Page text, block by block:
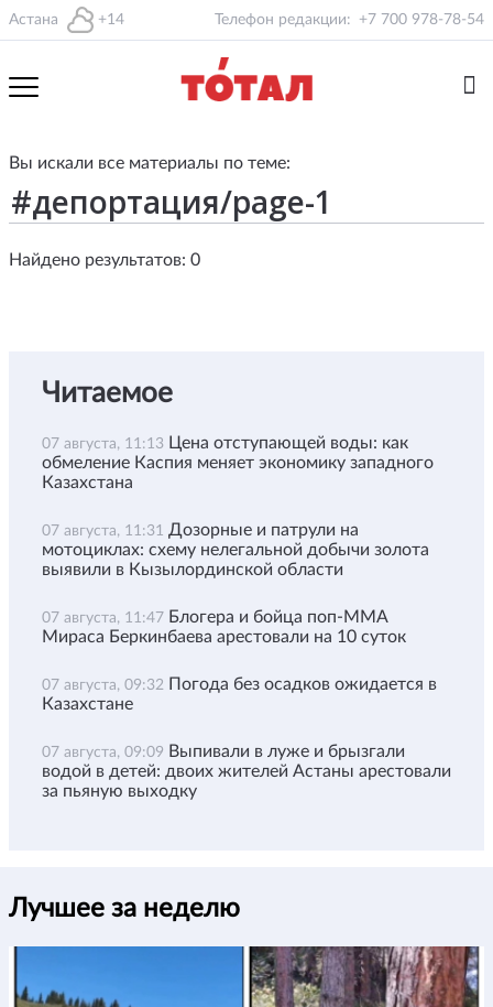
Астана +14 Телефон редакции: +7 700 978-78-54
Вы искали все материалы по теме:
Найдено результатов: 0
Читаемое
07 августа, 11:13 Цена отступающей воды: как
обмеление Каспия меняет экономику западного
Казахстана
07 августа, 11:31 Дозорные и патрули на
мотоциклах: схему нелегальной добычи золота
выявили в Кызылординской области
07 августа, 11:47 Блогера и бойца поп-ММА
Мираса Беркинбаева арестовали на 10 суток
07 августа, 09:32 Погода без осадков ожидается в
Казахстане
07 августа, 09:09 Выпивали в луже и брызгали
водой в детей: двоих жителей Астаны арестовали
за пьяную выходку
Лучшее за неделю